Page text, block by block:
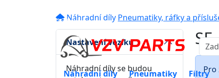
16:00
Náhradní díly Pneumatiky Filtry
Náhradní díly Pneumatiky, ráfky a
Nastavení vozíku
Náhradní díly se budou
Pro